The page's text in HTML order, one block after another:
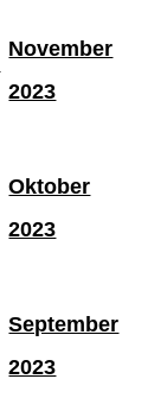
November
2023
Oktober
2023
September
2023